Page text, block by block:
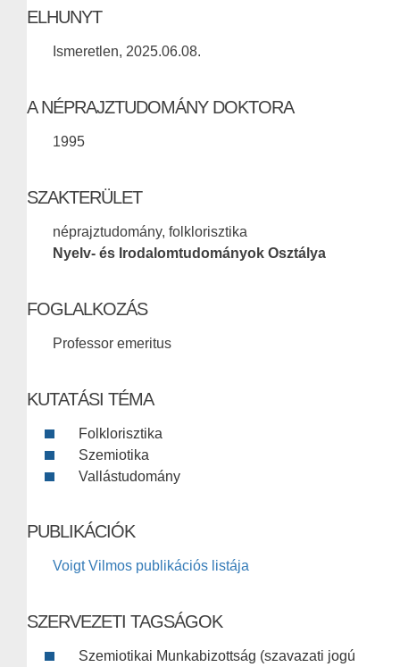
ELHUNYT
Ismeretlen, 2025.06.08.
A NÉPRAJZTUDOMÁNY DOKTORA
1995
SZAKTERÜLET
néprajztudomány, folklorisztika
Nyelv- és Irodalomtudományok Osztálya
FOGLALKOZÁS
Professor emeritus
KUTATÁSI TÉMA
Folklorisztika
Szemiotika
Vallástudomány
PUBLIKÁCIÓK
Voigt Vilmos publikációs listája
SZERVEZETI TAGSÁGOK
Szemiotikai Munkabizottság (szavazati jogú